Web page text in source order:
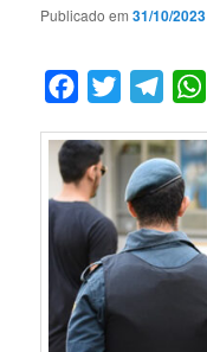
Publicado em31/10/2023
Facebook
Twitter